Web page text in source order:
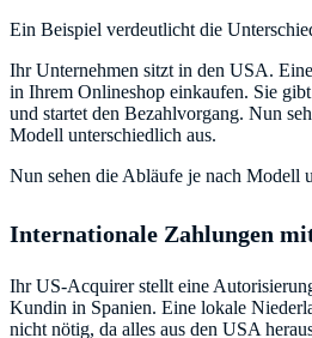
Ein Beispiel verdeutlicht die
Ihr Unternehmen sitzt in den USA.
in Ihrem Onlineshop einkaufen. Sie
und startet den Bezahlvorgang. Nun
Modell unterschiedlich aus.
Nun sehen die Abläufe je nach Modell
Internationale Zahlungen
Ihr US-Acquirer stellt eine
Kundin in Spanien. Eine lokale
nicht nötig, da alles aus den USA